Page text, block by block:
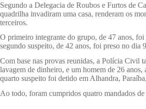
Segundo a Delegacia de Roubos e Furtos de
quadrilha invadiram uma casa, renderam os
terceiros.
O primeiro integrante do grupo, de 47 anos,
segundo suspeito, de 42 anos, foi preso no
Com base nas provas reunidas, a Polícia Civil
lavagem de dinheiro, e um homem de 26
quarto suspeito foi detido em Alhandra,
Ao todo, foram cumpridos quatro mandados